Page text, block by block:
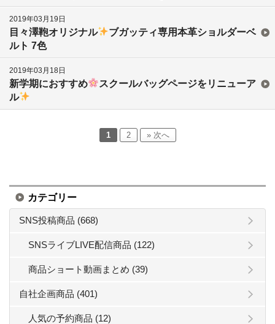
2019年03月19日
目々澤鞄オリジナル
ブガッティ専用本革ショルダーベ
ルト 7色
2019年03月18日
新学期におすすめ
スクールバッグページをリニューア
ル
1 2 » 次へ
カテゴリー
SNS投稿商品 (668)
SNSライブLIVE配信商品 (122)
商品ショート動画まとめ (39)
自社企画商品 (401)
人気の予約商品 (12)